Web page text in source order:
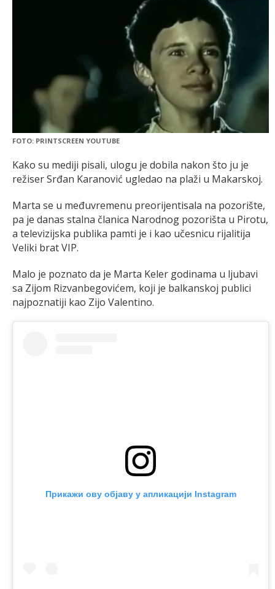
FOTO: PRINTSCREEN YOUTUBE
Kako su mediji pisali, ulogu je dobila nakon što ju je
režiser Srđan Karanović ugledao na plaži u Makarskoj.
Marta se u međuvremenu preorijentisala na pozorište,
pa je danas stalna članica Narodnog pozorišta u Pirotu,
a televizijska publika pamti je i kao učesnicu rijalitija
Veliki brat VIP.
Malo je poznato da je Marta Keler godinama u ljubavi
sa Zijom Rizvanbegovićem, koji je balkanskoj publici
najpoznatiji kao Zijo Valentino.
Прикажи ову објаву у апликацији Instagram